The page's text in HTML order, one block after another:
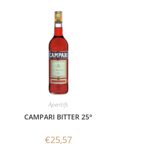
Aperitifs
CAMPARI BITTER 25°
€25,57